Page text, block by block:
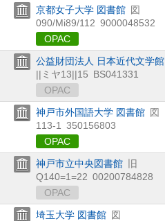
京都女子大学 図書館 図
090/Mi89/112 9000048532
OPAC
公益財団法人 日本近代文学館
||ミヤ13||15 BS041331
OPAC
神戸市外国語大学 図書館 図
113-1
350156803
OPAC
神戸市立中央図書館 旧
Q140=1=22 00200784828
OPAC
埼玉大学 図書館 図